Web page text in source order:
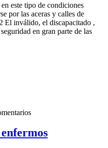
este tipo de condiciones
por las aceras y calles de
El inválido, el discapacitado ,
en gran parte de las